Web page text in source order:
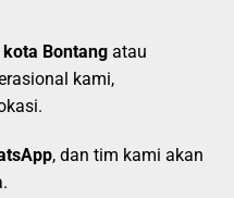
kota Bontang atau
kami,
, dan tim kami akan